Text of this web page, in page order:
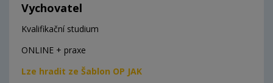
Vychovatel
Kvalifikační studium
ONLINE + praxe
Lze hradit ze Šablon OP JAK